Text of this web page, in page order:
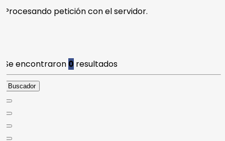
petición con el servidor.
encontraron0 resultados
Buscador